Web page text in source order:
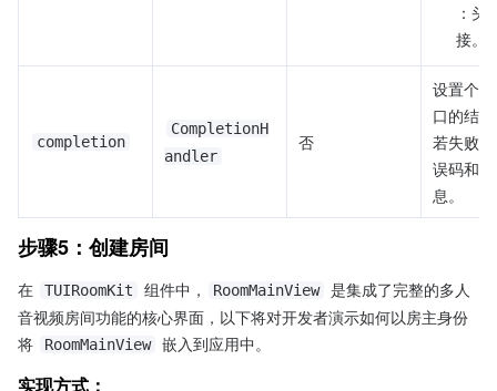
：头
接。
completion
CompletionH
andler
否
设置个
口的结
若失败
误码和
息。
步骤5：创建房间
在 TUIRoomKit 组件中， RoomMainView
是集成了完整的多人
音视频房间功能的核心界面，以下将对开发者演示如何以房主身份
将
RoomMainView 嵌入到应用中。
实现方式：